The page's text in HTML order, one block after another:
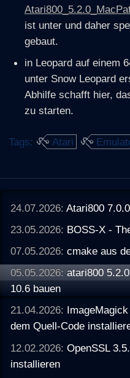
ist unter und daher
gebaut.
in Leopard auf einem
unter Snow Leopard
Abhilfe schafft hier,
zu starten.
Tags: Atari
24.07.2026:Atari800
23.05.2026: BOSS-X -
07.05.2026:cmake aus
05.05.2026:atari800
10.6 bauen
21.04.2026:
dem Quell-Code
12.02.2026:OpenSSL
installieren